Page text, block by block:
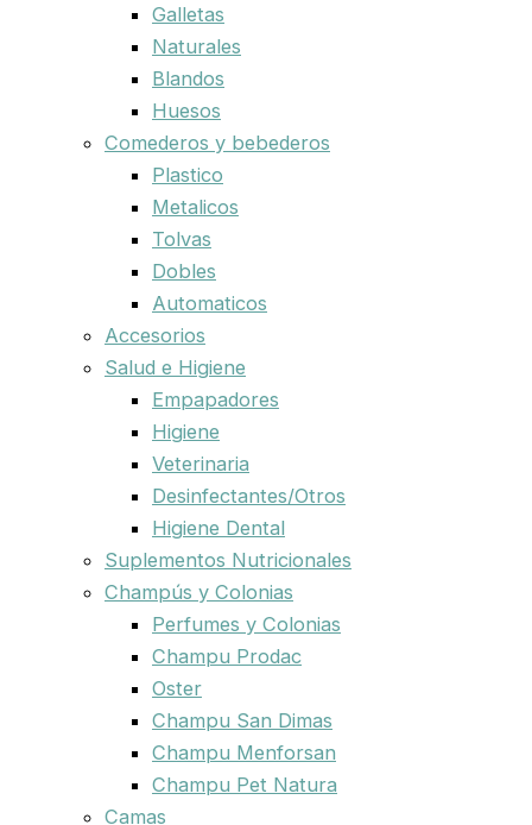
Galletas
Naturales
Blandos
Huesos
Comederos y bebederos
Plastico
Metalicos
Tolvas
Dobles
Automaticos
Accesorios
Salud e Higiene
Empapadores
Higiene
Veterinaria
Desinfectantes/Otros
Higiene Dental
Suplementos Nutricionales
Champús y Colonias
Perfumes y Colonias
Champu Prodac
Oster
Champu San Dimas
Champu Menforsan
Champu Pet Natura
Camas